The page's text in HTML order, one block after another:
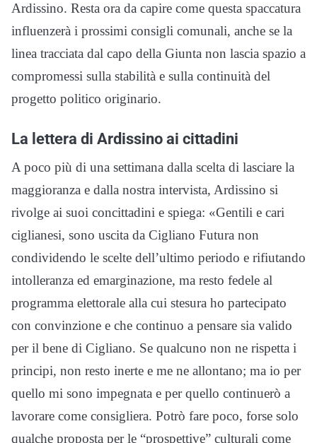
Ardissino. Resta ora da capire come questa spaccatura
influenzerà i prossimi consigli comunali, anche se la
linea tracciata dal capo della Giunta non lascia spazio a
compromessi sulla stabilità e sulla continuità del
progetto politico originario.
La lettera di Ardissino ai cittadini
A poco più di una settimana dalla scelta di lasciare la
maggioranza e dalla nostra intervista, Ardissino si
rivolge ai suoi concittadini e spiega: «Gentili e cari
ciglianesi, sono uscita da Cigliano Futura non
condividendo le scelte dell’ultimo periodo e rifiutando
intolleranza ed emarginazione, ma resto fedele al
programma elettorale alla cui stesura ho partecipato
con convinzione e che continuo a pensare sia valido
per il bene di Cigliano. Se qualcuno non ne rispetta i
principi, non resto inerte e me ne allontano; ma io per
quello mi sono impegnata e per quello continuerò a
lavorare come consigliera. Potrò fare poco, forse solo
qualche proposta per le “prospettive” culturali come